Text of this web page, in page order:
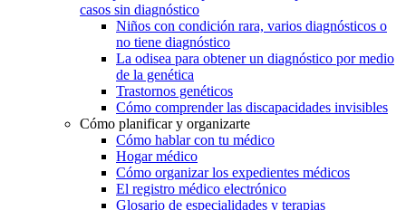
casos sin diagnóstico
Niños con condición rara, varios diagnósticos o
no tiene diagnóstico
La odisea para obtener un diagnóstico por medio
de la genética
Trastornos genéticos
Cómo comprender las discapacidades invisibles
Cómo planificar y organizarte
Cómo hablar con tu médico
Hogar médico
Cómo organizar los expedientes médicos
El registro médico electrónico
Glosario de especialidades y terapias